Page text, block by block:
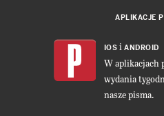
APLIKACJE
IOS i ANDROID
W aplikacjach
wydania
nasze pisma.